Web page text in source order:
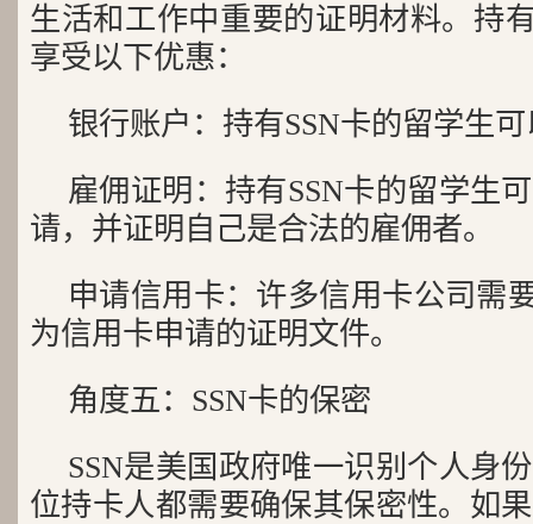
生活和工作中重要的证明材料。持
享受以下优惠：
银行账户：持有SSN卡的留学生
雇佣证明：持有SSN卡的留学生
请，并证明自己是合法的雇佣者。
申请信用卡：许多信用卡公司需
为信用卡申请的证明文件。
角度五：SSN卡的保密
SSN是美国政府唯一识别个人身
位持卡人都需要确保其保密性。如